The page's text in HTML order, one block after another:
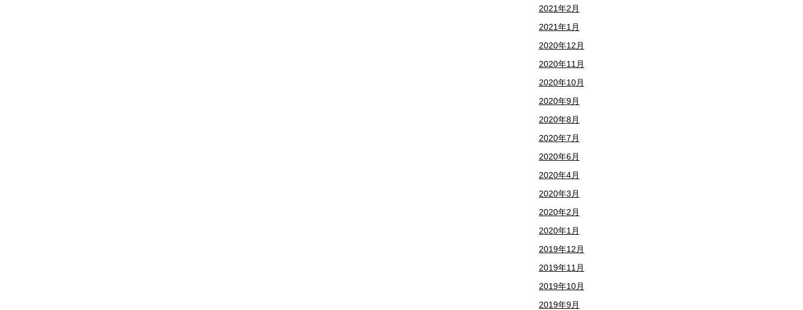
2021年2月
2021年1月
2020年12月
2020年11月
2020年10月
2020年9月
2020年8月
2020年7月
2020年6月
2020年4月
2020年3月
2020年2月
2020年1月
2019年12月
2019年11月
2019年10月
2019年9月